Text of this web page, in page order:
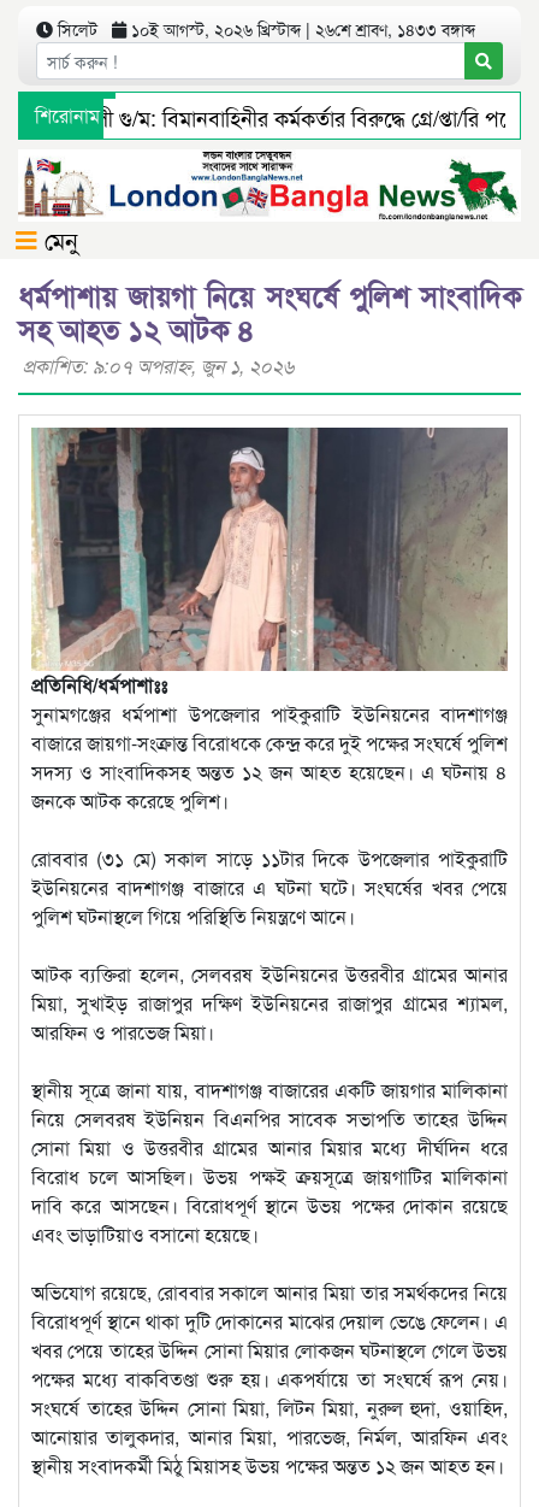
সিলেট ১০ই আগস্ট, ২০২৬ খ্রিস্টাব্দ | ২৬শে শ্রাবণ, ১৪৩৩ বঙ্গাব্দ
শিরোনাম
আলী গু/ম: বিমানবাহিনীর কর্মকর্তার বিরুদ্ধে গ্রে/প্তা/রি পরোয়ানা
ইউনিয়ন ফাউন্ডেশন ইউকের ৫ম দ্বিবার্ষিক সম্মেলন ও
মেনু
ধর্মপাশায় জায়গা নিয়ে সংঘর্ষে পুলিশ সাংবাদিক
সহ আহত ১২ আটক ৪
প্রকাশিত: ৯:০৭ অপরাহ্ণ, জুন ১, ২০২৬
প্রতিনিধি/ধর্মপাশাঃঃ
সুনামগঞ্জের ধর্মপাশা উপজেলার পাইকুরাটি ইউনিয়নের বাদশাগঞ্জ
বাজারে জায়গা-সংক্রান্ত বিরোধকে কেন্দ্র করে দুই পক্ষের সংঘর্ষে পুলিশ
সদস্য ও সাংবাদিকসহ অন্তত ১২ জন আহত হয়েছেন। এ ঘটনায় ৪
জনকে আটক করেছে পুলিশ।
রোববার (৩১ মে) সকাল সাড়ে ১১টার দিকে উপজেলার পাইকুরাটি
ইউনিয়নের বাদশাগঞ্জ বাজারে এ ঘটনা ঘটে। সংঘর্ষের খবর পেয়ে
পুলিশ ঘটনাস্থলে গিয়ে পরিস্থিতি নিয়ন্ত্রণে আনে।
আটক ব্যক্তিরা হলেন, সেলবরষ ইউনিয়নের উত্তরবীর গ্রামের আনার
মিয়া, সুখাইড় রাজাপুর দক্ষিণ ইউনিয়নের রাজাপুর গ্রামের শ্যামল,
আরফিন ও পারভেজ মিয়া।
স্থানীয় সূত্রে জানা যায়, বাদশাগঞ্জ বাজারের একটি জায়গার মালিকানা
নিয়ে সেলবরষ ইউনিয়ন বিএনপির সাবেক সভাপতি তাহের উদ্দিন
সোনা মিয়া ও উত্তরবীর গ্রামের আনার মিয়ার মধ্যে দীর্ঘদিন ধরে
বিরোধ চলে আসছিল। উভয় পক্ষই ক্রয়সূত্রে জায়গাটির মালিকানা
দাবি করে আসছেন। বিরোধপূর্ণ স্থানে উভয় পক্ষের দোকান রয়েছে
এবং ভাড়াটিয়াও বসানো হয়েছে।
অভিযোগ রয়েছে, রোববার সকালে আনার মিয়া তার সমর্থকদের নিয়ে
বিরোধপূর্ণ স্থানে থাকা দুটি দোকানের মাঝের দেয়াল ভেঙে ফেলেন। এ
খবর পেয়ে তাহের উদ্দিন সোনা মিয়ার লোকজন ঘটনাস্থলে গেলে উভয়
পক্ষের মধ্যে বাকবিতণ্ডা শুরু হয়। একপর্যায়ে তা সংঘর্ষে রূপ নেয়।
সংঘর্ষে তাহের উদ্দিন সোনা মিয়া, লিটন মিয়া, নুরুল হুদা, ওয়াহিদ,
আনোয়ার তালুকদার, আনার মিয়া, পারভেজ, নির্মল, আরফিন এবং
স্থানীয় সংবাদকর্মী মিঠু মিয়াসহ উভয় পক্ষের অন্তত ১২ জন আহত হন।